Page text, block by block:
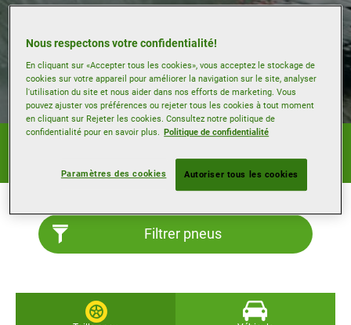
PNEUS ÉTÉ
7°C et plus.
Filtrer pneus
Nous respectons votre confidentialité!
En cliquant sur «Accepter tous les cookies», vous acceptez le stockage de
cookies sur votre appareil pour améliorer la navigation sur le site, analyser
l'utilisation du site et nous aider dans nos efforts de marketing. Vous
pouvez ajuster vos préférences ou rejeter tous les cookies à tout moment
en cliquant sur Rejeter les cookies. Consultez notre politique de
confidentialité pour en savoir plus.
Politique de confidentialité
Paramètres des cookies Autoriser tous les cookies